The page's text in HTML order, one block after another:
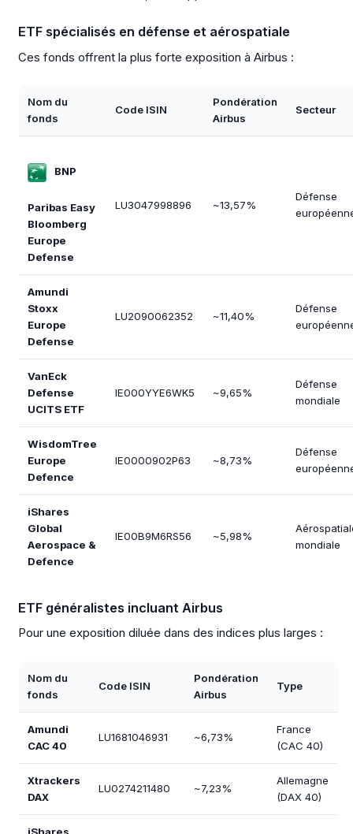
ETF spécialisés en défense et aérospatiale
Ces fonds offrent la plus forte exposition à Airbus :
Nom du
fonds
Code ISIN
Pondération
Airbus
Secteur
BNP
Paribas Easy
Bloomberg
Europe
Defense
LU3047998896 ~13,57%
Défense
Amundi
Stoxx
Europe
Defense
LU2090062352 ~11,40%
Défense
VanEck
Defense
UCITS ETF
IE000YYE6WK5 ~9,65%
Défense
mondiale
WisdomTree
Europe
Defence
IE0000902P63 ~8,73%
Défense
iShares
Global
Aerospace &
Defence
IE00B9M6RS56 ~5,98%
mondiale
ETF généralistes incluant Airbus
Pour une exposition diluée dans des indices plus larges :
Nom du
fonds
Code ISIN
Pondération
Airbus
Type
Amundi
CAC 40
LU1681046931 ~6,73%
France
(CAC 40)
Xtrackers
DAX
LU0274211480 ~7,23%
Allemagne
(DAX 40)
iShares